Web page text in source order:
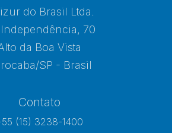
do Brasil Ltda.
Independência, 70
da Boa Vista
SP - Brasil
Contato
(15) 3238-1400